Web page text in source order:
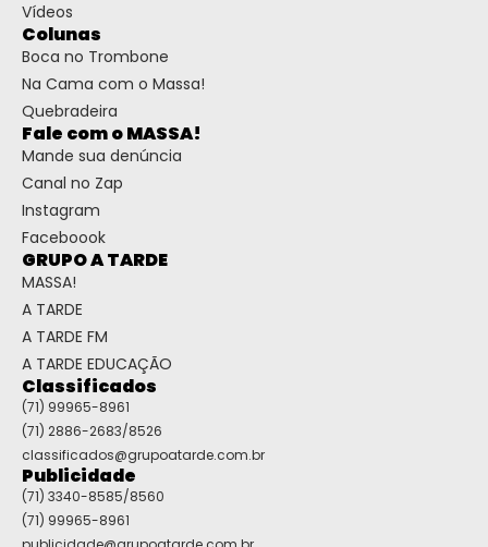
Vídeos
Colunas
Boca no Trombone
Na Cama com o Massa!
Quebradeira
Fale com o MASSA!
Mande sua denúncia
Canal no Zap
Instagram
Faceboook
GRUPO A TARDE
MASSA!
A TARDE
A TARDE FM
A TARDE EDUCAÇÃO
Classificados
(71) 99965-8961
(71) 2886-2683/8526
classificados@grupoatarde.com.br
Publicidade
(71) 3340-8585/8560
(71) 99965-8961